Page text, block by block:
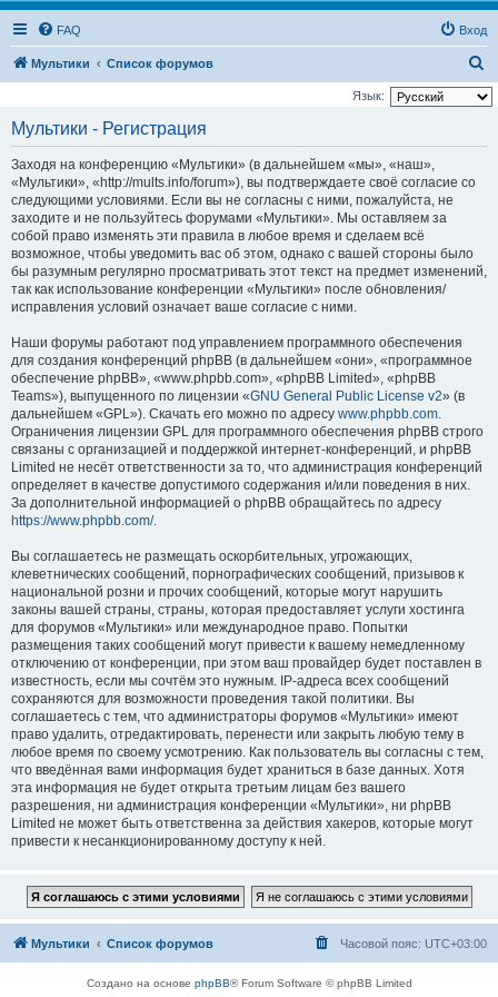
FAQ Вход
Мультики Список форумов
о
Язык:
Мультики - Регистрация
Заходя на конференцию «Мультики» (в дальнейшем «мы», «наш»,
«Мультики», «http://mults.info/forum»), вы подтверждаете своё согласие со
следующими условиями. Если вы не согласны с ними, пожалуйста, не
заходите и не пользуйтесь форумами «Мультики». Мы оставляем за
собой право изменять эти правила в любое время и сделаем всё
возможное, чтобы уведомить вас об этом, однако с вашей стороны было
бы разумным регулярно просматривать этот текст на предмет изменений,
так как использование конференции «Мультики» после обновления/
исправления условий означает ваше согласие с ними.
Наши форумы работают под управлением программного обеспечения
для создания конференций phpBB (в дальнейшем «они», «программное
обеспечение phpBB», «www.phpbb.com», «phpBB Limited», «phpBB
Teams»), выпущенного по лицензии «GNU General Public License v2» (в
дальнейшем «GPL»). Скачать его можно по адресу www.phpbb.com.
Ограничения лицензии GPL для программного обеспечения phpBB строго
связаны с организацией и поддержкой интернет-конференций, и phpBB
Limited не несёт ответственности за то, что администрация конференций
определяет в качестве допустимого содержания и/или поведения в них.
За дополнительной информацией о phpBB обращайтесь по адресу
https://www.phpbb.com/.
Вы соглашаетесь не размещать оскорбительных, угрожающих,
клеветнических сообщений, порнографических сообщений, призывов к
национальной розни и прочих сообщений, которые могут нарушить
законы вашей страны, страны, которая предоставляет услуги хостинга
для форумов «Мультики» или международное право. Попытки
размещения таких сообщений могут привести к вашему немедленному
отключению от конференции, при этом ваш провайдер будет поставлен в
известность, если мы сочтём это нужным. IP-адреса всех сообщений
сохраняются для возможности проведения такой политики. Вы
соглашаетесь с тем, что администраторы форумов «Мультики» имеют
право удалить, отредактировать, перенести или закрыть любую тему в
любое время по своему усмотрению. Как пользователь вы согласны с тем,
что введённая вами информация будет храниться в базе данных. Хотя
эта информация не будет открыта третьим лицам без вашего
разрешения, ни администрация конференции «Мультики», ни phpBB
Limited не может быть ответственна за действия хакеров, которые могут
привести к несанкционированному доступу к ней.
Мультики Список форумов Часовой пояс: UTC+03:00
Создано на основе phpBB® Forum Software © phpBB Limited